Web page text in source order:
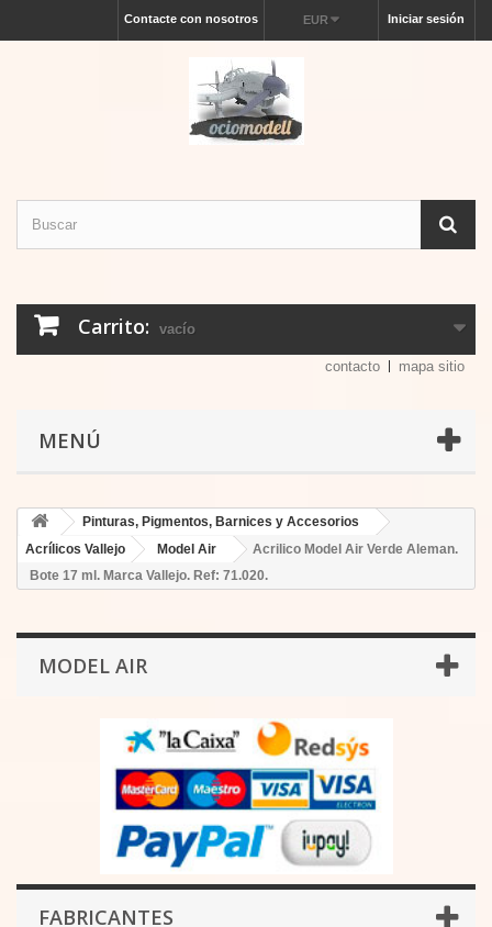
Iniciar sesión
EUR
Contacte con nosotros
Carrito: vacío
contacto mapa sitio
MENÚ
Pinturas, Pigmentos, Barnices y Accesorios
Acrílicos Vallejo
Model Air
Acrilico Model Air Verde Aleman.
Bote 17 ml. Marca Vallejo. Ref: 71.020.
MODEL AIR
FABRICANTES